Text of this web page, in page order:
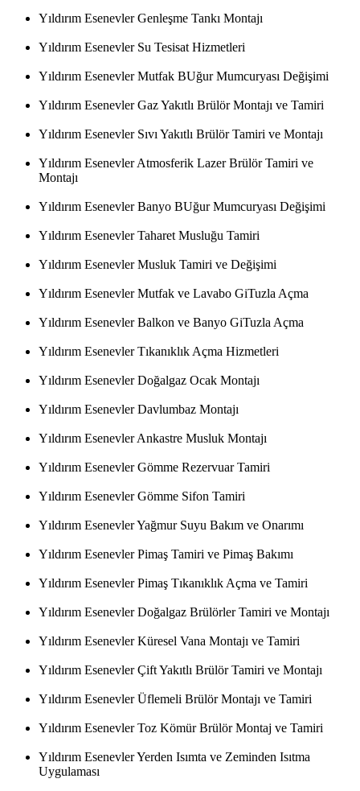
Yıldırım Esenevler Genleşme Tankı Montajı
Yıldırım Esenevler Su Tesisat Hizmetleri
Yıldırım Esenevler Mutfak BUğur Mumcuryası Değişimi
Yıldırım Esenevler Gaz Yakıtlı Brülör Montajı ve Tamiri
Yıldırım Esenevler Sıvı Yakıtlı Brülör Tamiri ve Montajı
Yıldırım Esenevler Atmosferik Lazer Brülör Tamiri ve
Montajı
Yıldırım Esenevler Banyo BUğur Mumcuryası Değişimi
Yıldırım Esenevler Taharet Musluğu Tamiri
Yıldırım Esenevler Musluk Tamiri ve Değişimi
Yıldırım Esenevler Mutfak ve Lavabo GiTuzla Açma
Yıldırım Esenevler Balkon ve Banyo GiTuzla Açma
Yıldırım Esenevler Tıkanıklık Açma Hizmetleri
Yıldırım Esenevler Doğalgaz Ocak Montajı
Yıldırım Esenevler Davlumbaz Montajı
Yıldırım Esenevler Ankastre Musluk Montajı
Yıldırım Esenevler Gömme Rezervuar Tamiri
Yıldırım Esenevler Gömme Sifon Tamiri
Yıldırım Esenevler Yağmur Suyu Bakım ve Onarımı
Yıldırım Esenevler Pimaş Tamiri ve Pimaş Bakımı
Yıldırım Esenevler Pimaş Tıkanıklık Açma ve Tamiri
Yıldırım Esenevler Doğalgaz Brülörler Tamiri ve Montajı
Yıldırım Esenevler Küresel Vana Montajı ve Tamiri
Yıldırım Esenevler Çift Yakıtlı Brülör Tamiri ve Montajı
Yıldırım Esenevler Üflemeli Brülör Montajı ve Tamiri
Yıldırım Esenevler Toz Kömür Brülör Montaj ve Tamiri
Yıldırım Esenevler Yerden Isımta ve Zeminden Isıtma
Uygulaması